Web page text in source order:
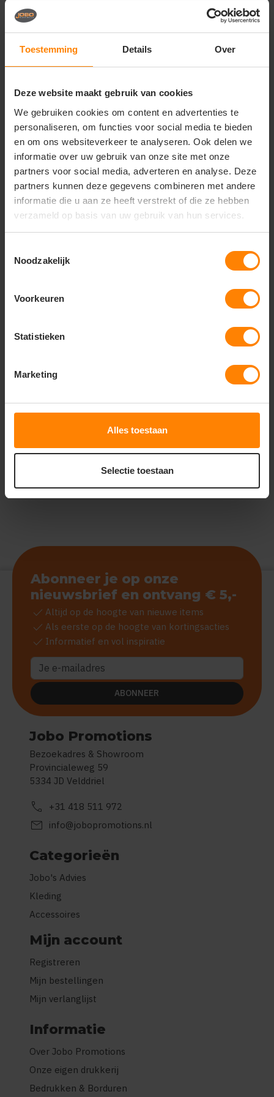
Toestemming Details Over
Deze website maakt gebruik van cookies
We gebruiken cookies om content en advertenties te
personaliseren, om functies voor social media te bieden
en om ons websiteverkeer te analyseren. Ook delen we
informatie over uw gebruik van onze site met onze
partners voor social media, adverteren en analyse. Deze
partners kunnen deze gegevens combineren met andere
informatie die u aan ze heeft verstrekt of die ze hebben
verzameld op basis van uw gebruik van hun services.
Noodzakelijk
Voorkeuren
Statistieken
Marketing
Alles toestaan
Selectie toestaan
Vragen? Neem contact
op met onze
klantenservice
store Bezoek onze showroom:
Provincialeweg 59 - Velddriel
Dit vind je misschien ook leuk
Items van productcarrousel
Fleece Gilet Z8720
De beoordeling van dit product is
Snelle levering (tot binnen 48u)
Met of zonder bedrukking
Authentic Hooded
De beoordeling van dit
Gratis digitale proefdruk
Bedrukking in eigen huis
27
Jobo Promotions
Bezoekadres & Showroom
Provincialeweg 59
5334 JD Velddriel
call +31 418 511 972
mail info@jobopromotions.nl
Categorieën
Jobo's Advies
Kleding
Accessoires
Mijn account
Registreren
Mijn bestellingen
Mijn verlanglijst
Informatie
Over Jobo Promotions
Onze eigen drukkerij
Bedrukken & Borduren
Abonneer je op onze
nieuwsbrief en ontvang € 5,-
check Altijd op de hoogte van nieuwe items
check Als eerste op de hoogte van kortingsacties
check Informatief en vol inspiratie
ABONNEER